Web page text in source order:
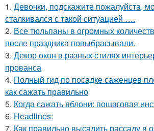
1. Девочки, подскажите пожалуйста,
сталкивался с такой ситуацией ….
2. Все тюльпаны в огромных
после праздника повыбрасывали.
3. Декор окон в разных стилях
прованса
4. Полный гид по посадке саженцев
как сажать правильно
5. Когда сажать яблони: пошаговая
6. Headlines:
7. Как правильно высадить рассаду в